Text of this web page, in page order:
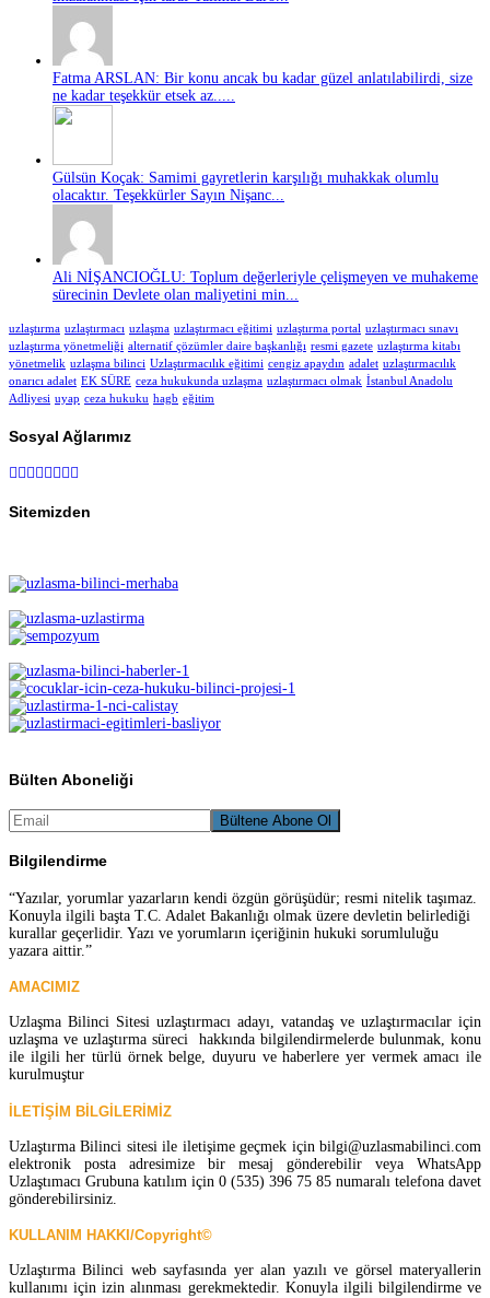
Fatma ARSLAN: Bir konu ancak bu kadar güzel anlatılabilirdi, size
ne kadar teşekkür etsek az.....
Gülsün Koçak: Samimi gayretlerin karşılığı muhakkak olumlu
olacaktır. Teşekkürler Sayın Nişanc...
Ali NİŞANCIOĞLU: Toplum değerleriyle çelişmeyen ve muhakeme
sürecinin Devlete olan maliyetini min...
uzlaştırma uzlaştırmacı uzlaşma uzlaştırmacı eğitimi uzlaştırma portal uzlaştırmacı sınavı
uzlaştırma yönetmeliği alternatif çözümler daire başkanlığı resmi gazete uzlaştırma kitabı
yönetmelik uzlaşma bilinci Uzlaştırmacılık eğitimi cengiz apaydın adalet uzlaştırmacılık
onarıcı adalet EK SÜRE ceza hukukunda uzlaşma uzlaştırmacı olmak İstanbul Anadolu
Adliyesi uyap ceza hukuku hagb eğitim
Sosyal Ağlarımız
Sitemizden
Bülten Aboneliği
Bilgilendirme
“Yazılar, yorumlar yazarların kendi özgün görüşüdür; resmi nitelik taşımaz.
Konuyla ilgili başta T.C. Adalet Bakanlığı olmak üzere devletin belirlediği
kurallar geçerlidir. Yazı ve yorumların içeriğinin hukuki sorumluluğu
yazara aittir.”
AMACIMIZ
Uzlaşma Bilinci Sitesi uzlaştırmacı adayı, vatandaş ve uzlaştırmacılar için
uzlaşma ve uzlaştırma süreci hakkında bilgilendirmelerde bulunmak, konu
ile ilgili her türlü örnek belge, duyuru ve haberlere yer vermek amacı ile
kurulmuştur
İLETİŞİM BİLGİLERİMİZ
Uzlaştırma Bilinci sitesi ile iletişime geçmek için bilgi@uzlasmabilinci.com
elektronik posta adresimize bir mesaj gönderebilir veya WhatsApp
Uzlaştımacı Grubuna katılım için 0 (535) 396 75 85 numaralı telefona davet
gönderebilirsiniz.
KULLANIM HAKKI/Copyright©
Uzlaştırma Bilinci web sayfasında yer alan yazılı ve görsel materyallerin
kullanımı için izin alınması gerekmektedir. Konuyla ilgili bilgilendirme ve